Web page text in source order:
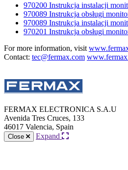
970200 Instrukcja instalacji
970089 Instrukcja obsługi
970089 Instrukcja instalacji
970201 Instrukcja obsługi
For more information, visit
Contact: tec@fermax.com
FERMAX ELECTRONICA S.A.U
Avenida Tres Cruces, 133
46017 Valencia, Spain
Close Expand